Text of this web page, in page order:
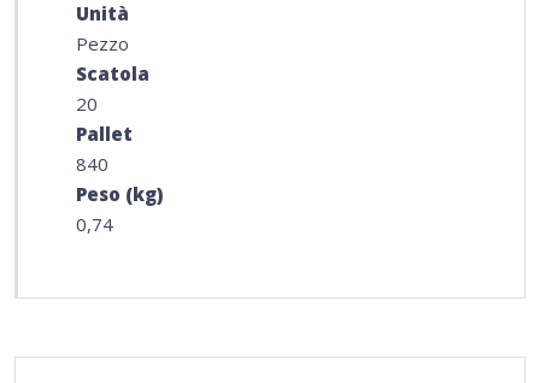
Unità
Pezzo
Scatola
20
Pallet
840
Peso (kg)
0,74